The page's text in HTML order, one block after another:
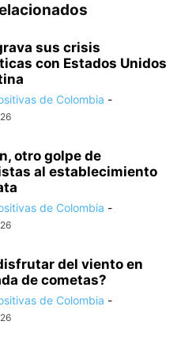
sus crisis
con Estados Unidos
de Colombia -
otro golpe de
al establecimiento
de Colombia -
del viento en
de cometas?
de Colombia -